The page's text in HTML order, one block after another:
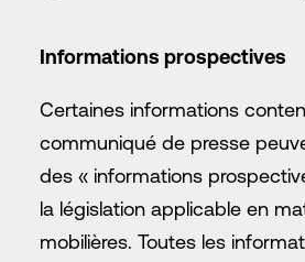
Informations prospectives
Certaines informations
communiqué de presse
des « informations
la législation applicable en
mobilières. Toutes les